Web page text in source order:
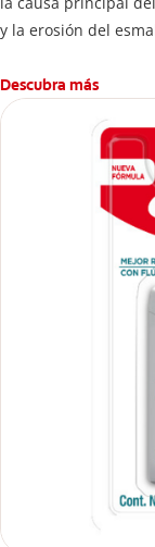
y la erosión del
Descubra más